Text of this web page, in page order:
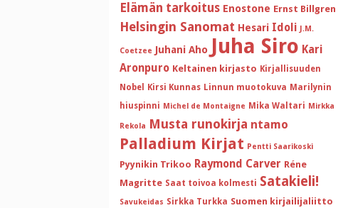
Elämän tarkoitus Enostone Ernst Billgren
Helsingin Sanomat Hesari Idoli J.M.
Coetzee Juhani Aho Juha Siro Kari
Aronpuro Keltainen kirjasto Kirjallisuuden
Nobel
Kirsi Kunnas Linnun muotokuva Marilynin
hiuspinni Michel de Montaigne Mika Waltari Mirkka
Rekola Musta runokirja ntamo
Palladium Kirjat Pentti Saarikoski
Pyynikin Trikoo Raymond Carver Réne
Magritte Saat toivoa kolmesti Satakieli!
Savukeidas Sirkka Turkka Suomen kirjailijaliitto